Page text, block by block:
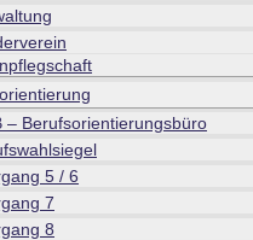
– Berufsorientierungsbüro
5 / 6
7
8